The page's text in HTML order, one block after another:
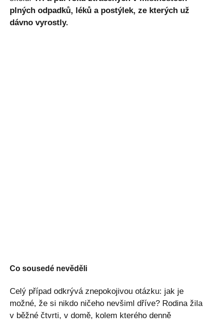
plných odpadků, léků a postýlek, ze kterých už
dávno vyrostly.
Co sousedé nevěděli
Celý případ odkrývá znepokojivou otázku: jak je
možné, že si nikdo ničeho nevšiml dříve? Rodina žila
v běžné čtvrti, v domě, kolem kterého denně